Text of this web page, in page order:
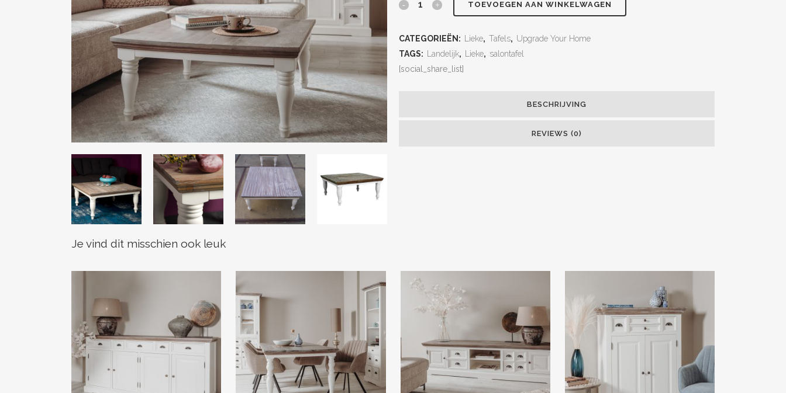
TOEVOEGEN AAN WINKELWAGEN
CATEGORIEËN: Lieke, Tafels, Upgrade Your Home
TAGS:
Landelijk, Lieke, salontafel
[social_share_list]
BESCHRIJVING
REVIEWS (0)
Je vind dit misschien ook leuk